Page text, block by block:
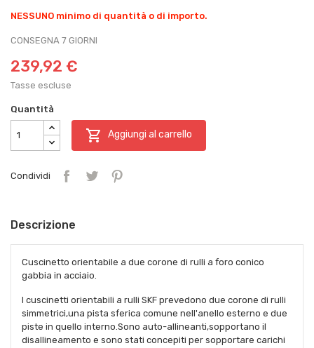
NESSUNO minimo di quantità o di importo.
CONSEGNA 7 GIORNI
239,92 €
Tasse escluse
Quantità
 Aggiungi al carrello
Condividi
Descrizione
Cuscinetto orientabile a due corone di rulli a foro conico
gabbia in acciaio.
I cuscinetti orientabili a rulli SKF prevedono due corone di rulli
simmetrici,una pista sferica comune nell'anello esterno e due
piste in quello interno.Sono auto-allineanti,sopportano il
disallineamento e sono stati concepiti per sopportare carichi